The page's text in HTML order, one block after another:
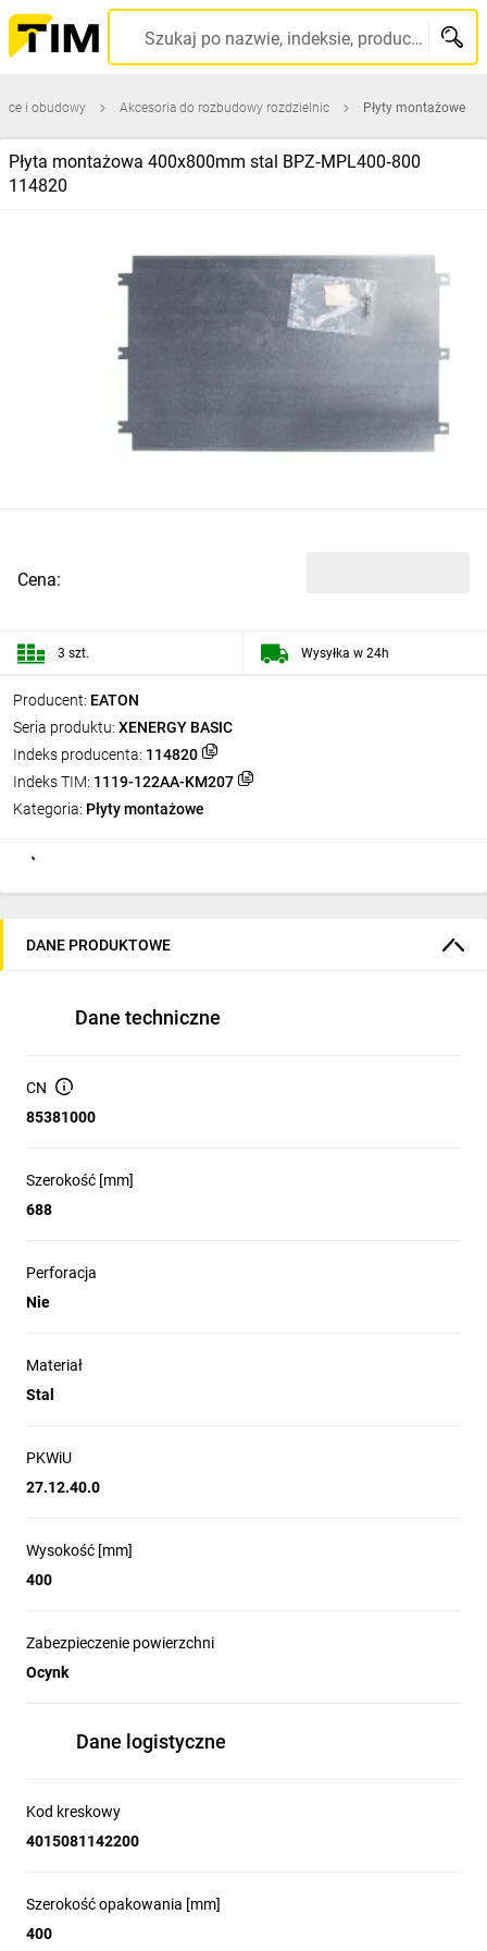
Szukaj po nazwie, indeksie, producencie, kodzie kreskowym...
i obudowy Akcesoria do rozbudowy rozdzielnic Płyty montażowe
Płyta montażowa 400x800mm stal BPZ‑MPL400‑800
114820
Producent: EATON
Seria produktu:
XENERGY BASIC
Indeks producenta: 114820
Indeks TIM: 1119-122AA-KM207
Kategoria: Płyty montażowe
Cena:
3 szt. Wysyłka w 24h
DANE PRODUKTOWE
Dane techniczne
CN
85381000
Szerokość [mm]
688
Perforacja
Nie
Materiał
Stal
PKWiU
27.12.40.0
Wysokość [mm]
400
Zabezpieczenie powierzchni
Ocynk
Dane logistyczne
Kod kreskowy
4015081142200
Szerokość opakowania [mm]
400